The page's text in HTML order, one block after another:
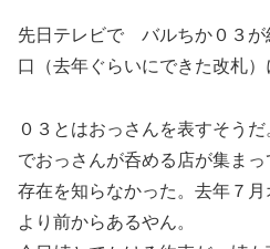
先日テレビで バルちか０３が
口（去年ぐらいにできた改札）
０３とはおっさんを表すそう
でおっさんが呑める店が集まっ
存在を知らなかった。去年７
より前からあるやん。